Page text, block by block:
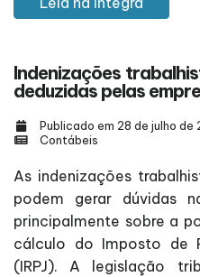
Indenizações
deduzidas pelas
Publicado em 28 de julho de
Contábeis
As indenizações
podem gerar dúvidas
principalmente sobre a
cálculo do Imposto de
(IRPJ). A legislação